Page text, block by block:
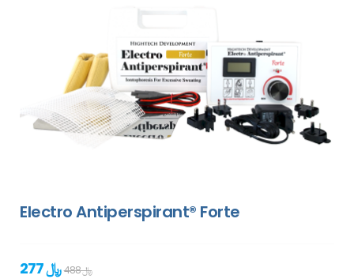
Electro Antiperspirant® Forte
277 ﷼ 488 ﷼